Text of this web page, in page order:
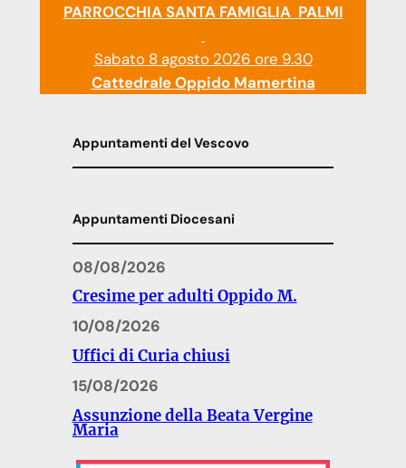
PARROCCHIA SANTA FAMIGLIA PALMI
Sabato 8 agosto 2026 ore 9.30
Cattedrale Oppido Mamertina
Appuntamenti del Vescovo
Appuntamenti Diocesani
08/08/2026
Cresime per adulti Oppido M.
10/08/2026
Uffici di Curia chiusi
15/08/2026
Assunzione della Beata Vergine
Maria